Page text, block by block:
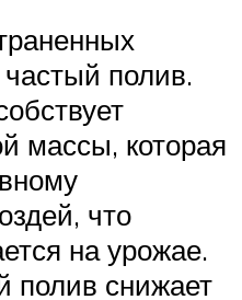
полив.
массы, которая
что
на урожае.
полив снижает